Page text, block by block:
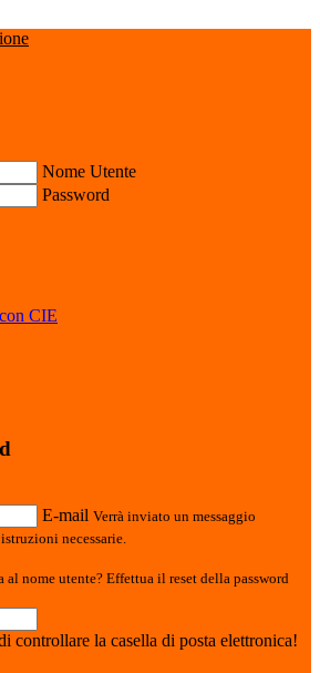
Nome Utente
Password
CIE
E-mail Verrà inviato un messaggio
necessarie.
al nome utente? Effettua il reset della password
controllare la casella di posta elettronica!